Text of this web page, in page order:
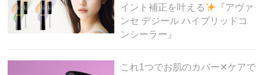
イント補正を叶える
『アヴァ
ンセ デジール ハイブリッドコ
ンシーラー』
これ1つでお肌のカバー✕ケアで